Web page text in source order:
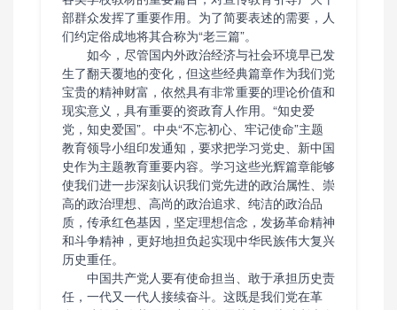
部群众发挥了重要作用。为了简要表述的需要，人
们约定俗成地将其合称为“老三篇”。
如今，尽管国内外政治经济与社会环境早已发
生了翻天覆地的变化，但这些经典篇章作为我们党
宝贵的精神财富，依然具有非常重要的理论价值和
现实意义，具有重要的资政育人作用。“知史爱
党，知史爱国”。中央“不忘初心、牢记使命”主题
教育领导小组印发通知，要求把学习党史、新中国
史作为主题教育重要内容。学习这些光辉篇章能够
使我们进一步深刻认识我们党先进的政治属性、崇
高的政治理想、高尚的政治追求、纯洁的政治品
质，传承红色基因，坚定理想信念，发扬革命精神
和斗争精神，更好地担负起实现中华民族伟大复兴
历史重任。
中国共产党人要有使命担当、敢于承担历史责
任，一代又一代人接续奋斗。这既是我们党在革